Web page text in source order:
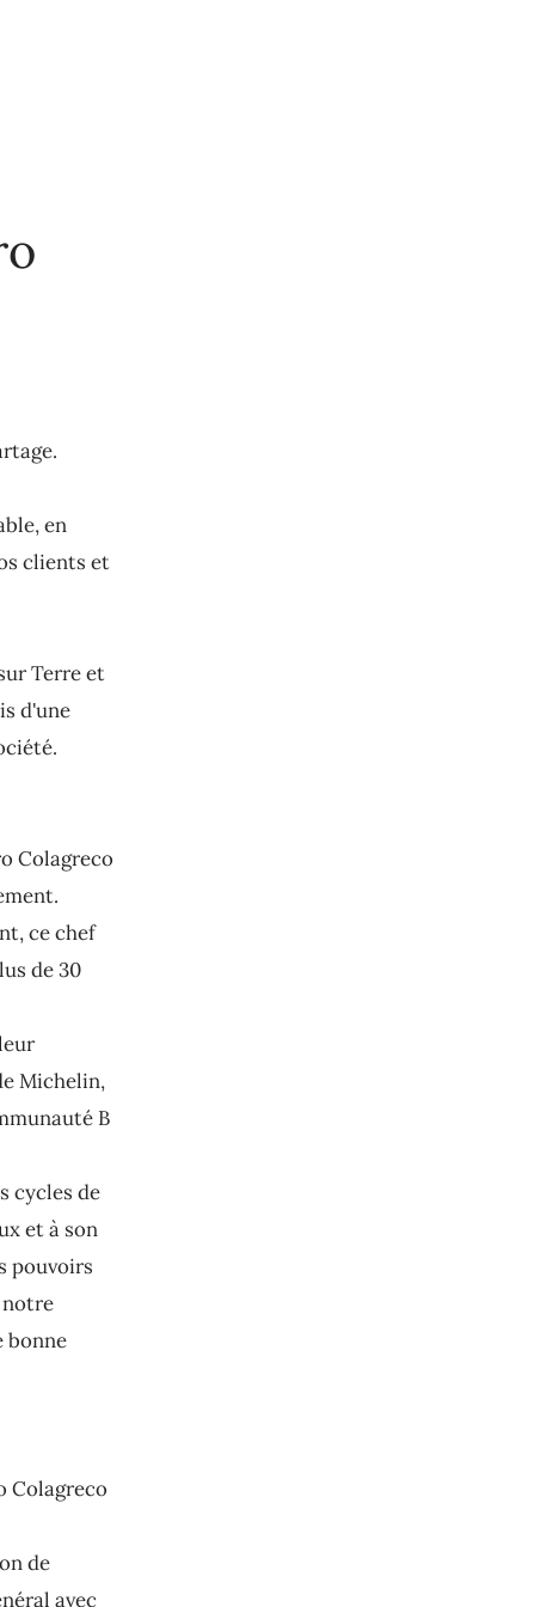
en
clients et
Terre et
d'une
Colagreco
ce chef
de 30
Michelin,
B
cycles de
et à son
pouvoirs
notre
bonne
Colagreco
de
avec